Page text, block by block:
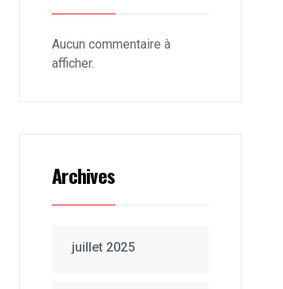
Aucun commentaire à
afficher.
Archives
juillet 2025